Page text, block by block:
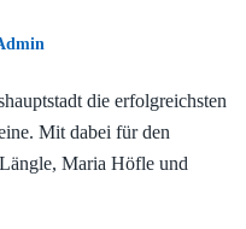
die erfolgreichsten
Mit dabei für den
Maria Höfle und